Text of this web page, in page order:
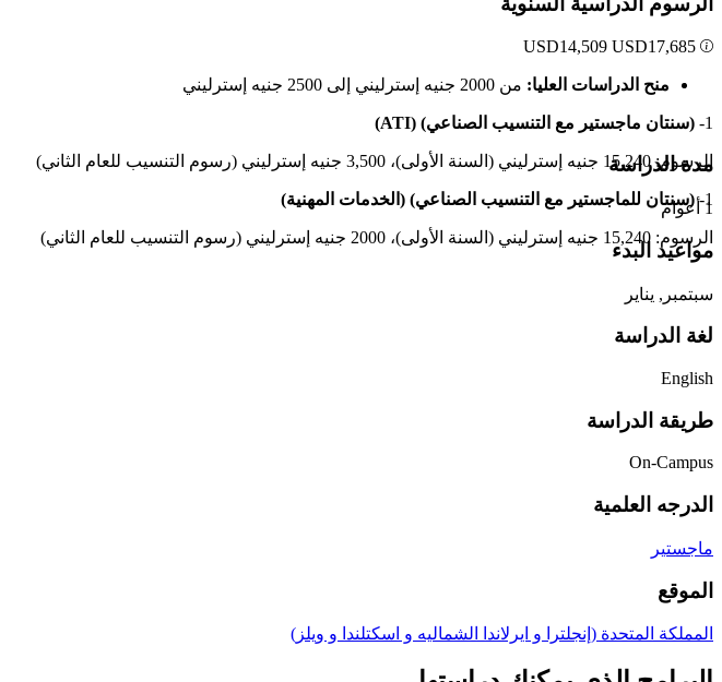
USD14,509 USD17,685
منح الدراسات العليا: من 2000 جنيه إسترليني إلى 2500 جنيه إسترليني
1- (سنتان ماجستير مع التنسيب الصناعي) (ATI)
الرسوم: 15,240 جنيه إسترليني (السنة الأولى)، 3,500 جنيه إسترليني (رسوم التنسيب للعام الثاني)
1- (سنتان للماجستير مع التنسيب الصناعي) (الخدمات المهنية)
الرسوم: 15,240 جنيه إسترليني (السنة الأولى)، 2000 جنيه إسترليني (رسوم التنسيب للعام الثاني)
مدة الدراسة
1 أعوام
مواعيد البدء
سبتمبر, يناير
لغة الدراسة
English
طريقة الدراسة
On-Campus
الدرجه العلمية
ماجستير
الموقع
المملكة المتحدة (إنجلترا و ايرلاندا الشماليه و اسكتلندا و ويلز)